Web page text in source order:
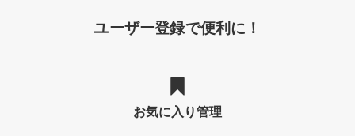
ユーザー登録で便利に！
お気に入り管理